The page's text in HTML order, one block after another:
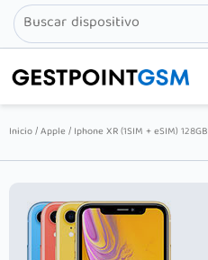
Inicio/Apple/ Iphone XR (1SIM + eSIM) 128GB